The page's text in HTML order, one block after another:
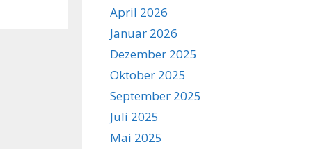
April 2026
Januar 2026
Dezember 2025
Oktober 2025
September 2025
Juli 2025
Mai 2025